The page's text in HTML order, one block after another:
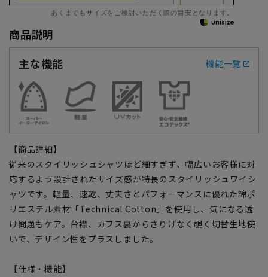
あくまでもサイズをご検討いただく際の目安となります。
商品説明
主な機能
機能一覧
【商品詳細】
従来のスタイリッシュシャツほど細すぎず、幅広いお客様に対
応するよう設計されたサイズ感が特長のスタイリッシュワイシ
ャツです。軽量、速乾、丈夫さとパフォーマンスに優れた綿ポ
リエステル素材「Technical Cotton」を使用し、気になる透
け問題もケア。台襟、カフス裏からさりげなく覗く切替生地使
いで、デザイン性をプラスしました。
【仕様・機能】